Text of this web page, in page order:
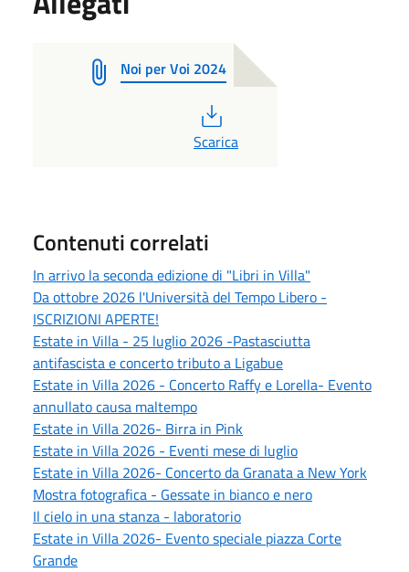
Noi per Voi 2024
Scarica
Contenuti correlati
In arrivo la seconda edizione di "Libri in Villa"
Da ottobre 2026 l'Università del Tempo Libero -
ISCRIZIONI APERTE!
Estate in Villa - 25 luglio 2026 -Pastasciutta
antifascista e concerto tributo a Ligabue
Estate in Villa 2026 - Concerto Raffy e Lorella- Evento
annullato causa maltempo
Estate in Villa 2026- Birra in Pink
Estate in Villa 2026 - Eventi mese di luglio
Estate in Villa 2026- Concerto da Granata a New York
Mostra fotografica - Gessate in bianco e nero
Il cielo in una stanza - laboratorio
Estate in Villa 2026- Evento speciale piazza Corte
Grande